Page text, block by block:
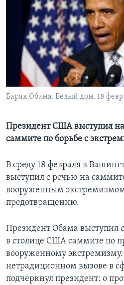
Learning English
СОЦИАЛЬНЫЕ СЕТИ
Языки
Барак Обама. Белый дом. 18
Президент США выступил
саммите по борьбе с
В среду 18 февраля в
выступил с речью на
вооруженным
предотвращению.
Президент Обама выступил
в столице США саммите по
вооруженному экстремизму.
нетрадиционном вызове в
подчеркнул президент: о